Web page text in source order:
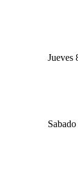
Jueves